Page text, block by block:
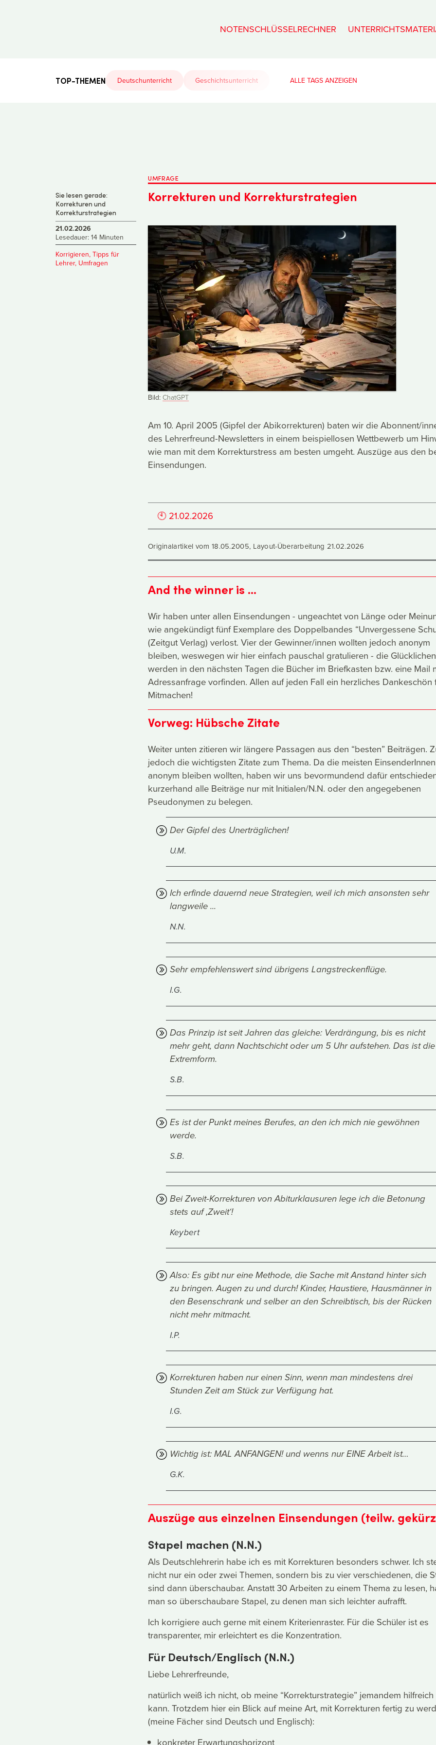
NOTENSCHLÜSSELRECHNER
TOP-THEMEN Deutschunterricht Geschichtsunterricht ALLE TAGS
Sie lesen gerade:
Korrekturen und
Korrekturstrategien
21.02.2026
Lesedauer: 14 Minuten
Korrigieren, Tipps für
Lehrer, Umfragen
UMFRAGE
Korrekturen und Korrekturstrategien
Bild: ChatGPT
Am 10. April 2005 (Gipfel der Abikorrekturen) baten wir die Abonnent/
des Lehrerfreund-Newsletters in einem beispiellosen Wettbewerb um
wie man mit dem Korrekturstress am besten umgeht. Auszüge aus den
Einsendungen.
🕙 21.02.2026
Originalartikel vom 18.05.2005, Layout-Überarbeitung 21.02.2026
And the winner is ...
Wir haben unter allen Einsendungen - ungeachtet von Länge oder
wie angekündigt fünf Exemplare des Doppelbandes “Unvergessene
(Zeitgut Verlag) verlost. Vier der Gewinner/innen wollten jedoch anonym
bleiben, weswegen wir hier einfach pauschal gratulieren - die Glücklichen
werden in den nächsten Tagen die Bücher im Briefkasten bzw. eine Mail
Adressanfrage vorfinden. Allen auf jeden Fall ein herzliches Dankeschön
Mitmachen!
Vorweg: Hübsche Zitate
Weiter unten zitieren wir längere Passagen aus den “besten” Beiträgen.
jedoch die wichtigsten Zitate zum Thema. Da die meisten EinsenderInnen
anonym bleiben wollten, haben wir uns bevormundend dafür
kurzerhand alle Beiträge nur mit Initialen/N.N. oder den angegebenen
Pseudonymen zu belegen.
Der Gipfel des Unerträglichen!
U.M.
Ich erfinde dauernd neue Strategien, weil ich mich ansonsten sehr
langweile ...
N.N.
Sehr empfehlenswert sind übrigens Langstreckenflüge.
I.G.
Das Prinzip ist seit Jahren das gleiche: Verdrängung, bis es nicht
mehr geht, dann Nachtschicht oder um 5 Uhr aufstehen. Das ist die
Extremform.
S.B.
Es ist der Punkt meines Berufes, an den ich mich nie gewöhnen
werde.
S.B.
Bei Zweit-Korrekturen von Abiturklausuren lege ich die Betonung
stets auf ‚Zweit‘!
Keybert
Also: Es gibt nur eine Methode, die Sache mit Anstand hinter sich
zu bringen. Augen zu und durch! Kinder, Haustiere, Hausmänner in
den Besenschrank und selber an den Schreibtisch, bis der Rücken
nicht mehr mitmacht.
I.P.
Korrekturen haben nur einen Sinn, wenn man mindestens drei
Stunden Zeit am Stück zur Verfügung hat.
I.G.
Wichtig ist: MAL ANFANGEN! und wenns nur EINE Arbeit ist…
G.K.
Auszüge aus einzelnen Einsendungen (teilw.
Stapel machen (N.N.)
Als Deutschlehrerin habe ich es mit Korrekturen besonders schwer. Ich
nicht nur ein oder zwei Themen, sondern bis zu vier verschiedenen, die
sind dann überschaubar. Anstatt 30 Arbeiten zu einem Thema zu lesen,
man so überschaubare Stapel, zu denen man sich leichter aufrafft.
Ich korrigiere auch gerne mit einem Kriterienraster. Für die Schüler ist es
transparenter, mir erleichtert es die Konzentration.
Für Deutsch/Englisch (N.N.)
Liebe Lehrerfreunde,
natürlich weiß ich nicht, ob meine “Korrekturstrategie” jemandem
kann. Trotzdem hier ein Blick auf meine Art, mit Korrekturen fertig zu
(meine Fächer sind Deutsch und Englisch):
konkreter Erwartungshorizont